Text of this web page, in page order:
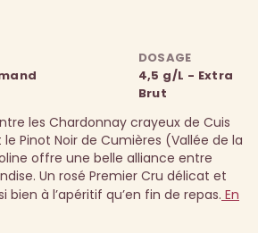
DOSAGE
4,5 g/L - Extra
Brut
les Chardonnay crayeux de Cuis
Pinot Noir de Cumières (Vallée de la
offre une belle alliance entre
Un rosé Premier Cru délicat et
bien à l’apéritif qu’en fin de repas. En